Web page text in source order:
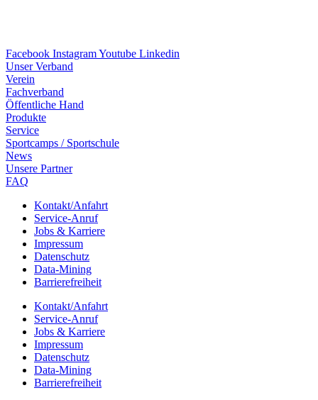
Facebook InstagramYoutube Linkedin
Unser Verband
Verein
Fach­ver­band
Öffent­li­che Hand
Produkte
Service
Sport­camps / Sportschule
News
Unsere Part­ner
FAQ
Kontakt/​​Anfahrt
Service-Anruf
Jobs & Karriere
Impres­sum
Daten­schutz
Data-Mining
Barrie­re­frei­heit
Kontakt/​​Anfahrt
Service-Anruf
Jobs & Karriere
Impres­sum
Daten­schutz
Data-Mining
Barrie­re­frei­heit